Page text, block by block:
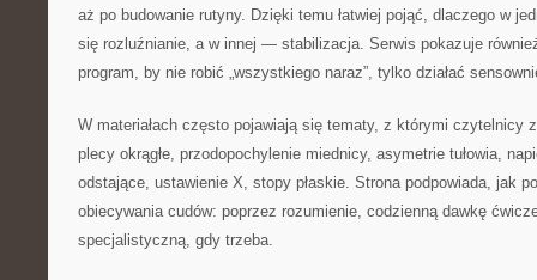
aż po budowanie rutyny. Dzięki temu łatwiej pojąć, dlaczego w
się rozluźnianie, a w innej — stabilizacja. Serwis pokazuje
program, by nie robić „wszystkiego naraz”, tylko działać
W materiałach często pojawiają się tematy, z którymi czytelnicy
plecy okrągłe, przodopochylenie miednicy, asymetrie tułowia,
odstające, ustawienie X, stopy płaskie. Strona podpowiada, jak
obiecywania cudów: poprzez rozumienie, codzienną dawkę
specjalistyczną, gdy trzeba.